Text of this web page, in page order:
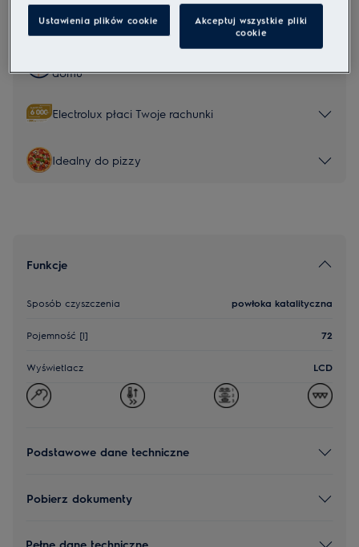
wymienione w rozdziale I i II instrukcji obsługi. W celu
bezpiecznego korzystania z produktu należy zapoznać się z
pełną instrukcją obsługi.
domu
Electrolux płaci Twoje rachunki
Idealny do pizzy
Funkcje
Sposób czyszczenia powłoka katalityczna
Pojemność [l] 72
Wyświetlacz LCD
Podstawowe dane techniczne
Pobierz dokumenty
Pełne dane techniczne
Ustawienia plików cookie
Akceptuj wszystkie pliki
cookie